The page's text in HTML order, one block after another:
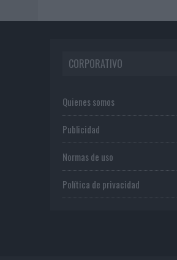
CORPORATIVO
Quienes somos
Publicidad
Normas de uso
Política de privacidad